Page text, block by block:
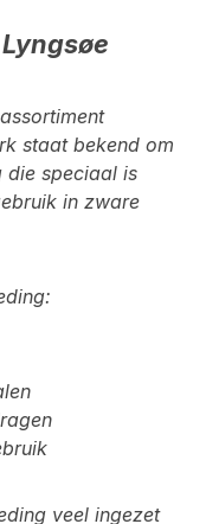
staat bekend om
die speciaal is
in zware
veel ingezet